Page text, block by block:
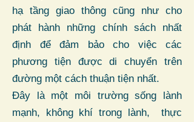
hạ tầng giao thông cũng như cho
phát hành những chính sách nhất
định để đảm bảo cho việc các
phương tiện được di chuyển trên
đường một cách thuận tiện nhất.
Đây là một môi trường sống lành
mạnh, không khí trong lành, thực